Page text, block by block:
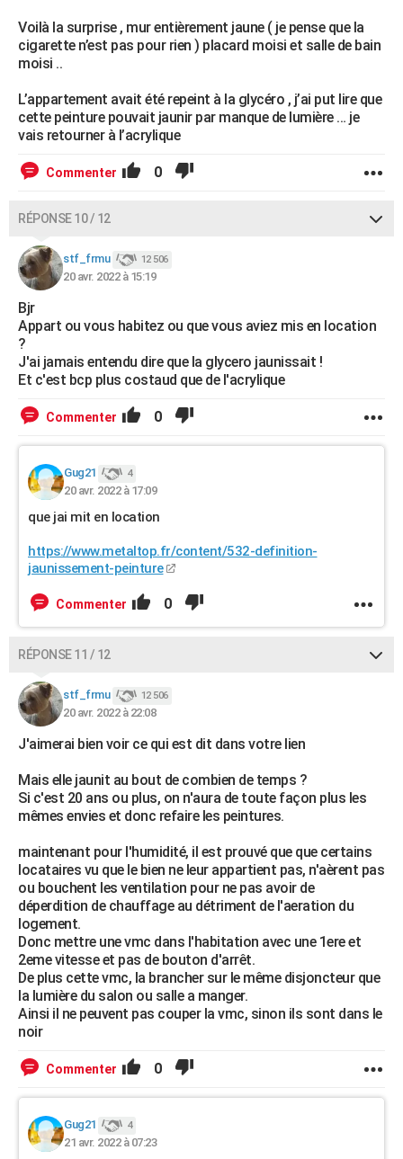
Voilà la surprise , mur entièrement jaune ( je pense que la
cigarette n’est pas pour rien ) placard moisi et salle de bain
moisi ..
L’appartement avait été repeint à la glycéro , j’ai put lire que
cette peinture pouvait jaunir par manque de lumière … je
vais retourner à l’acrylique
Commenter 0
RÉPONSE 10 / 12
stf_frmu 12 506
20 avr. 2022 à 15:19
Bjr
Appart ou vous habitez ou que vous aviez mis en location
?
J'ai jamais entendu dire que la glycero jaunissait !
Et c'est bcp plus costaud que de l'acrylique
Commenter 0
Gug21 4
20 avr. 2022 à 17:09
que jai mit en location
https://www.metaltop.fr/content/532-definition-
jaunissement-peinture
Commenter 0
RÉPONSE 11 / 12
stf_frmu 12 506
20 avr. 2022 à 22:08
J'aimerai bien voir ce qui est dit dans votre lien
Mais elle jaunit au bout de combien de temps ?
Si c'est 20 ans ou plus, on n'aura de toute façon plus les
mêmes envies et donc refaire les peintures.
maintenant pour l'humidité, il est prouvé que que certains
locataires vu que le bien ne leur appartient pas, n'aèrent pas
ou bouchent les ventilation pour ne pas avoir de
déperdition de chauffage au détriment de l'aeration du
logement.
Donc mettre une vmc dans l'habitation avec une 1ere et
2eme vitesse et pas de bouton d'arrêt.
De plus cette vmc, la brancher sur le même disjoncteur que
la lumière du salon ou salle a manger.
Ainsi il ne peuvent pas couper la vmc, sinon ils sont dans le
noir
Commenter 0
Gug21 4
21 avr. 2022 à 07:23